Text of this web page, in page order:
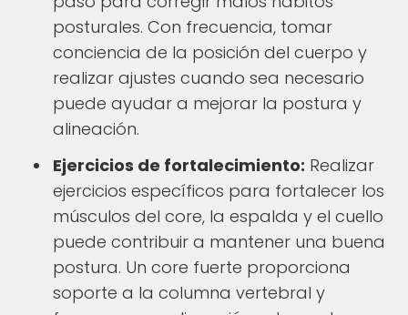
posturales. Con frecuencia, tomar
conciencia de la posición del cuerpo y
realizar ajustes cuando sea necesario
puede ayudar a mejorar la postura y
alineación.
Ejercicios de fortalecimiento: Realizar
ejercicios específicos para fortalecer los
músculos del core, la espalda y el cuello
puede contribuir a mantener una buena
postura. Un core fuerte proporciona
soporte a la columna vertebral y